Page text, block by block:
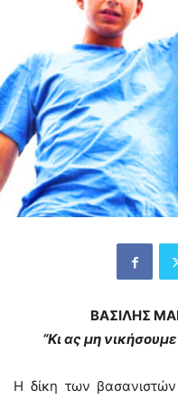
ΒΑΣΙΛΗΣ
“Κι ας μη
Η δίκη των